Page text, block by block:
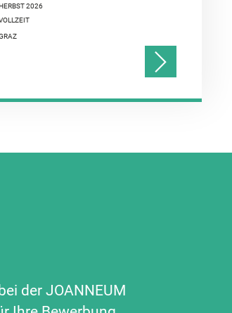
2026
der JOANNEUM